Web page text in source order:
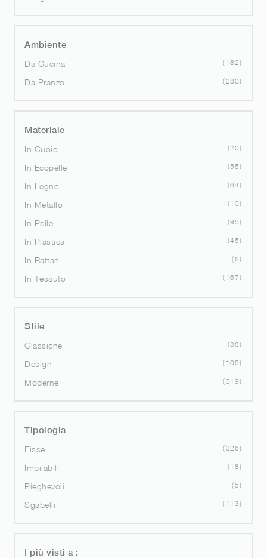
Ambiente
Da Cucina
182
Da Pranzo 280
Materiale
In Cuoio
20
In Ecopelle 55
In Legno 64
In Metallo 10
In Pelle 95
In Plastica 45
In Rattan 6
In Tessuto 167
Stile
Classiche
38
Design 105
Moderne 319
Tipologia
Fisse
326
Impilabili 18
Pieghevoli 5
Sgabelli 113
I più visti a :